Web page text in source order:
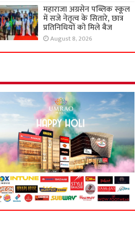
महाराजा अग्रसेन पब्लिक स्कूल
में सजे नेतृत्व के सितारे, छात्र
प्रतिनिधियों को मिले बैज
August 8, 2026